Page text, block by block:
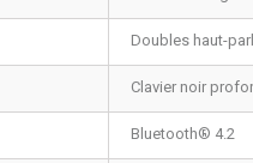
Doubles haut-
Clavier noir
Bluetooth® 4.2